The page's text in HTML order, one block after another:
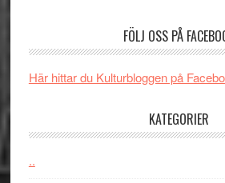
FÖLJ OSS PÅ
Här hittar du Kulturbloggen på
KATEGORIER
..